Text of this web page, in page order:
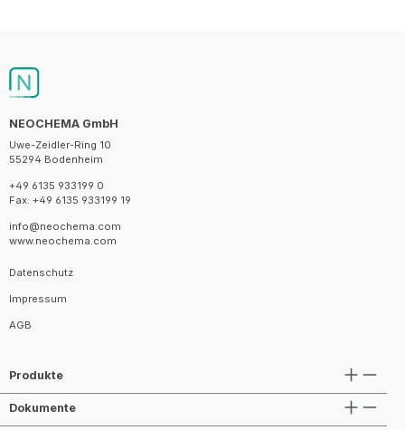
NEOCHEMA GmbH
Uwe-Zeidler-Ring 10
55294 Bodenheim
+49 6135 933199 0
Fax: +49 6135 933199 19
info@neochema.com
www.neochema.com
Datenschutz
Impressum
AGB
Produkte
Dokumente